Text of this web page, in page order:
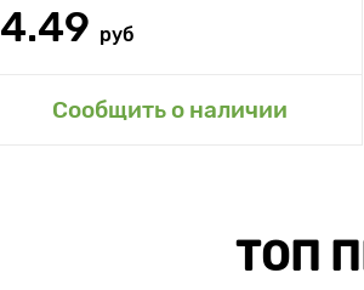
4.49 руб
Сообщить о наличии
ТОП